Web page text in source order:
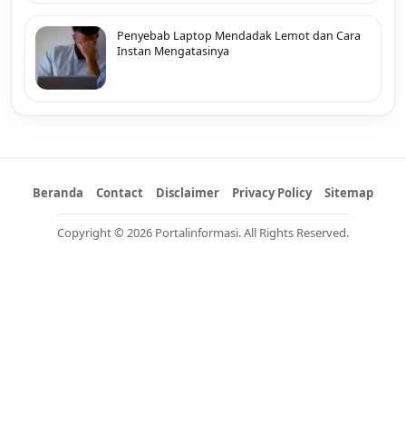
Penyebab Laptop Mendadak Lemot dan Cara
Instan Mengatasinya
Beranda Contact Disclaimer Privacy Policy Sitemap
Copyright © 2026 Portalinformasi. All Rights Reserved.